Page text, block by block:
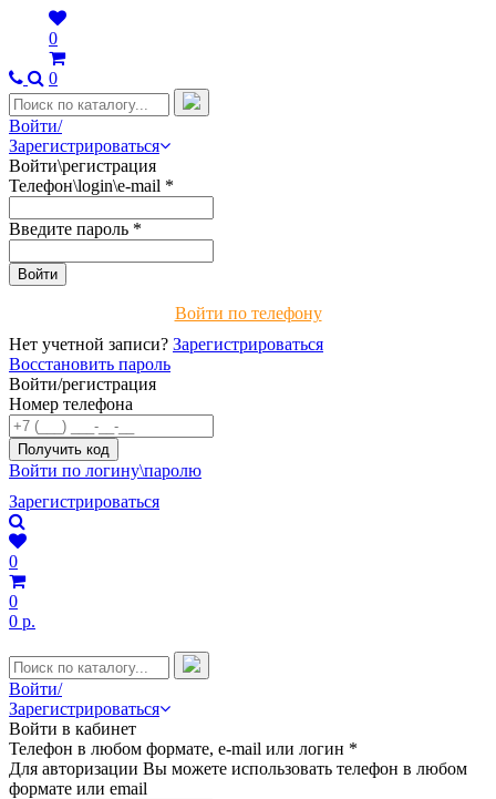
0
0
Войти/
Зарегистрироваться
Войти\регистрация
Телефон\login\e-mail *
Введите пароль *
Войти по телефону
Нет учетной записи? Зарегистрироваться
Восстановить пароль
Войти/регистрация
Номер телефона
Войти по логину\паролю
Зарегистрироваться
0
0
0 р.
Войти/
Зарегистрироваться
Войти в кабинет
Телефон в любом формате, e-mail или логин *
Для авторизации Вы можете использовать телефон в любом
формате или email